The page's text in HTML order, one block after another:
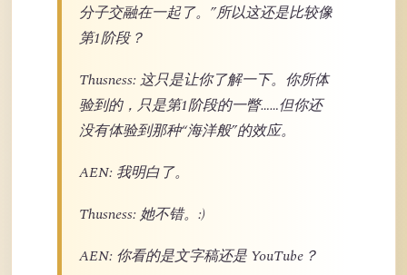
分子交融在一起了。”所以这还是比较像
第1阶段？
Thusness: 这只是让你了解一下。你所体
验到的，只是第1阶段的一瞥……但你还
没有体验到那种“海洋般”的效应。
AEN: 我明白了。
Thusness: 她不错。:)
AEN: 你看的是文字稿还是 YouTube？